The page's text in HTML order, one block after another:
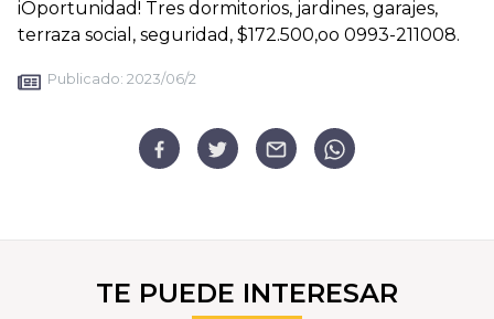
iOportunidad! Tres dormitorios, jardines, garajes,
terraza social, seguridad, $172.500,oo 0993-211008.
Publicado: 2023/06/2
TE PUEDE INTERESAR